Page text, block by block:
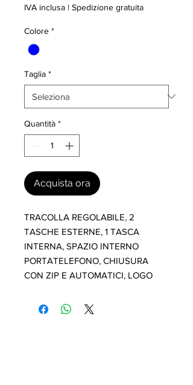
IVA inclusa | Spedizione gratuita
Colore *
Taglia *
Quantità *
Acquista ora
TRACOLLA REGOLABILE, 2
TASCHE ESTERNE, 1 TASCA
INTERNA, SPAZIO INTERNO
PORTATELEFONO, CHIUSURA
CON ZIP E AUTOMATICI, LOGO